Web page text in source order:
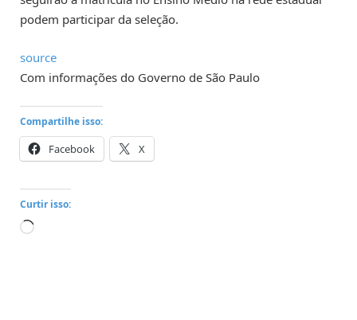
podem participar da seleção.
source
Com informações do Governo de São Paulo
Compartilhe isso:
Facebook X
Curtir isso:
Carregando...